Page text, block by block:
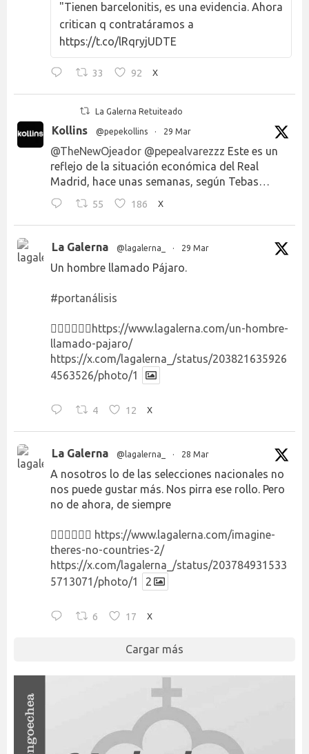
"Tienen barcelonitis, es una evidencia. Ahora
critican q contratáramos a
https://t.co/lRqryjUDTE
33 92 X
La Galerna Retuiteado
Kollins @pepekollins · 29 Mar
@TheNewOjeador @pepealvarezzz Este es un
reflejo de la situación económica del Real
Madrid, hace unas semanas, según Tebas…
55 186 X
La Galerna @lagalerna_ · 29 Mar
Un hombre llamado Pájaro.
#portanálisis
👉🏻👉🏻👉🏻 https://www.lagalerna.com/un-hombre-
llamado-pajaro/
https://x.com/lagalerna_/status/203821635926
4563526/photo/1
4 12 X
La Galerna @lagalerna_ · 28 Mar
A nosotros lo de las selecciones nacionales no
nos puede gustar más. Nos pirra ese rollo. Pero
no de ahora, de siempre
👉🏻👉🏻👉🏻 https://www.lagalerna.com/imagine-
theres-no-countries-2/
https://x.com/lagalerna_/status/203784931533
5713071/photo/1
2
6 17 X
Cargar más